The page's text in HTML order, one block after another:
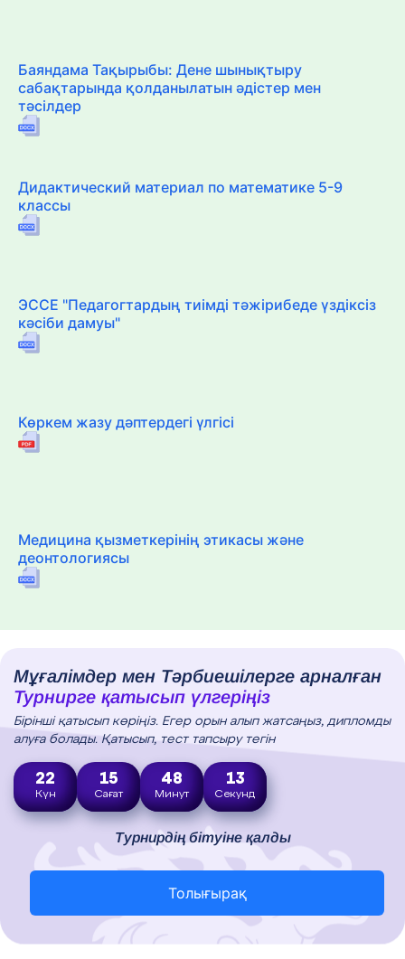
Баяндама Тақырыбы: Дене шынықтыру
сабақтарында қолданылатын әдістер мен
тәсілдер
Дидактический материал по математике 5-9
классы
ЭССЕ "Педагогтардың тиімді тәжірибеде үздіксіз
кәсіби дамуы"
Көркем жазу дәптердегі үлгісі
Медицина қызметкерінің этикасы және
деонтологиясы
Мұғалімдер мен Тәрбиешілерге арналған
Турнирге қатысып үлгеріңіз
Бірінші қатысып көріңіз. Егер орын алып жатсаңыз, дипломды
алуға болады. Қатысып, тест тапсыру тегін
22
Күн
15
Сағат
48
Минут
11
Секунд
Турнирдің бітуіне қалды
Толығырақ